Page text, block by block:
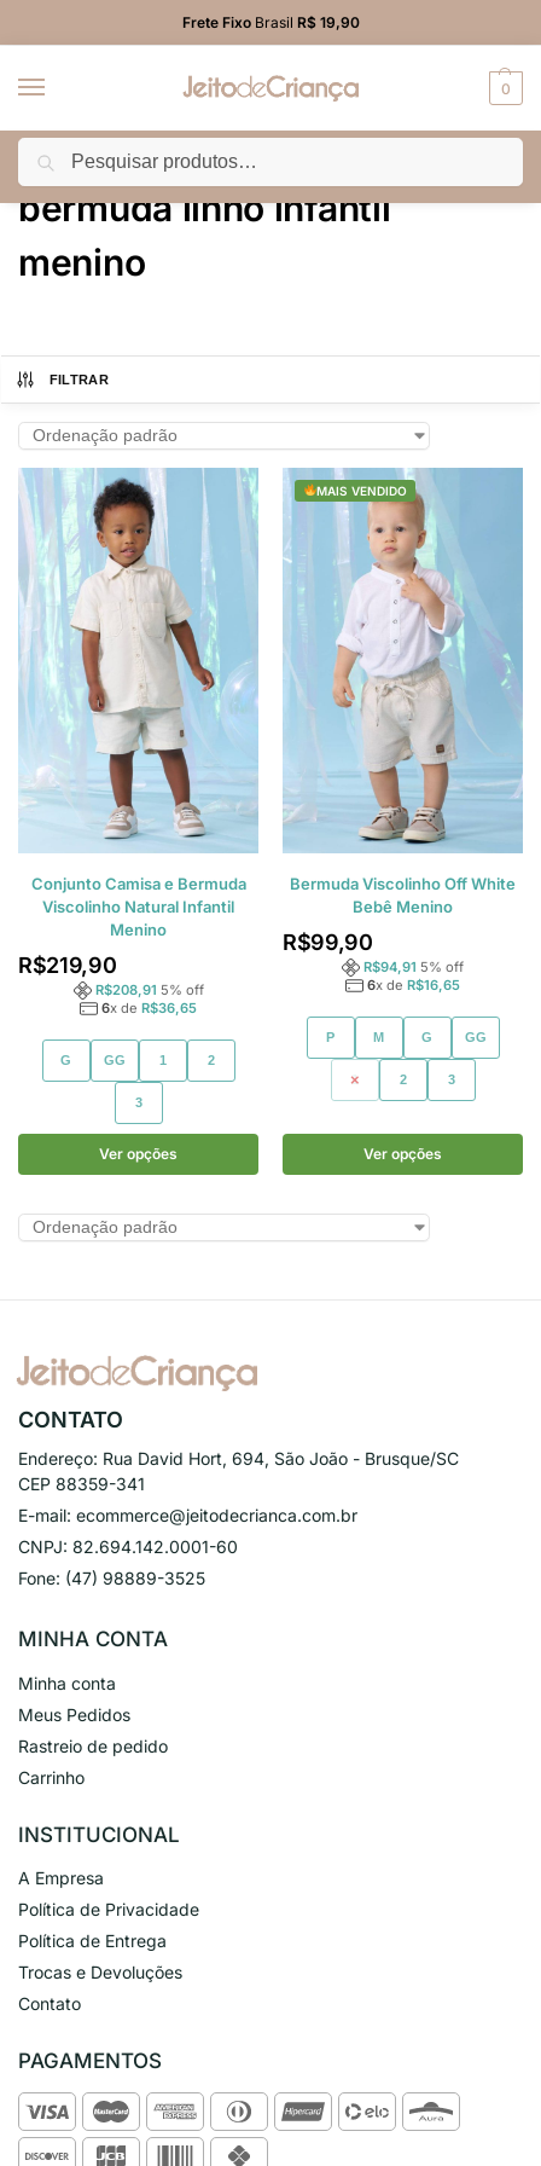
Frete FixoBrasil R$ 19,90
0
Início Produtos marcados com a tag “bermuda linho infantil menino”
bermuda linho infantil
menino
FILTRAR
Conjunto Camisa e Bermuda
Viscolinho Natural Infantil
Menino
R$219,90
R$208,91 5% off
6x de R$36,65
G GG 1 2
3
Ver opções
MAIS VENDIDO
Bermuda Viscolinho Off White
Bebê Menino
R$99,90
R$94,91 5% off
6x de R$16,65
P M G GG
1 2 3
Ver opções
CONTATO
Endereço: Rua David Hort, 694, São João - Brusque/SC
CEP 88359-341
E-mail: ecommerce@jeitodecrianca.com.br
CNPJ: 82.694.142.0001-60
Fone: (47) 98889-3525
MINHA CONTA
Minha conta
Meus Pedidos
Rastreio de pedido
Carrinho
INSTITUCIONAL
A Empresa
Política de Privacidade
Política de Entrega
Trocas e Devoluções
Contato
PAGAMENTOS